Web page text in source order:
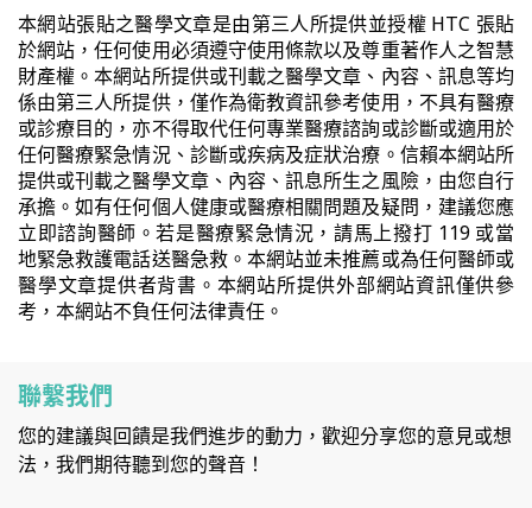
本網站張貼之醫學文章是由第三人所提供並授權 HTC 張貼
於網站，任何使用必須遵守使用條款以及尊重著作人之智慧
財產權。本網站所提供或刊載之醫學文章、內容、訊息等均
係由第三人所提供，僅作為衛教資訊參考使用，不具有醫療
或診療目的，亦不得取代任何專業醫療諮詢或診斷或適用於
任何醫療緊急情況、診斷或疾病及症狀治療。信賴本網站所
提供或刊載之醫學文章、內容、訊息所生之風險，由您自行
承擔。如有任何個人健康或醫療相關問題及疑問，建議您應
立即諮詢醫師。若是醫療緊急情況，請馬上撥打 119 或當
地緊急救護電話送醫急救。本網站並未推薦或為任何醫師或
醫學文章提供者背書。本網站所提供外部網站資訊僅供參
考，本網站不負任何法律責任。
聯繫我們
您的建議與回饋是我們進步的動力，歡迎分享您的意見或想
法，我們期待聽到您的聲音！